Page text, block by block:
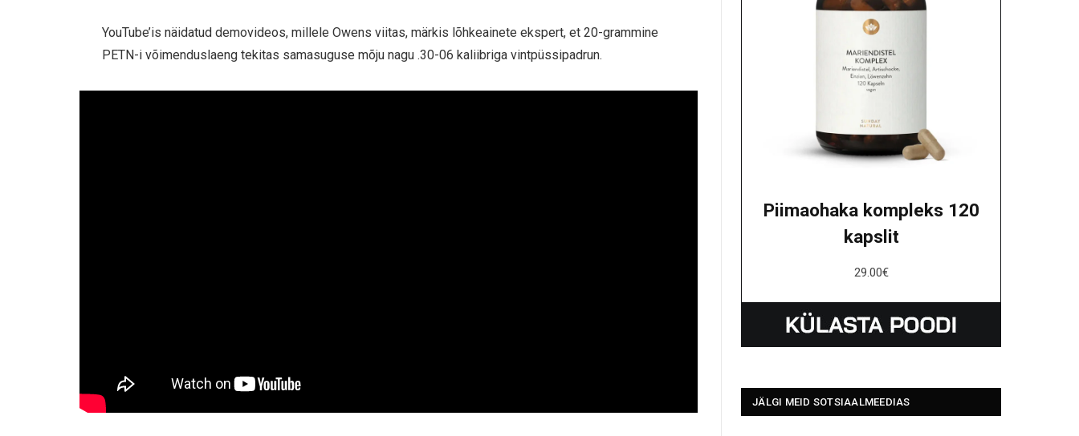
YouTube’is näidatud demovideos, millele Owens viitas, märkis lõhkeainete ekspert, et 20-grammine
PETN-i võimenduslaeng tekitas samasuguse mõju nagu .30-06 kaliibriga vintpüssipadrun.
Piimaohaka kompleks 120
kapslit
29.00€
JÄLGI MEID SOTSIAALMEEDIAS